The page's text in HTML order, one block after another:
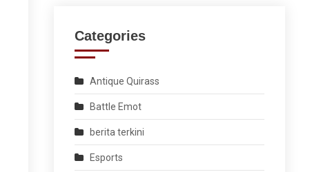
Categories
Antique Quirass
Battle Emot
berita terkini
Esports